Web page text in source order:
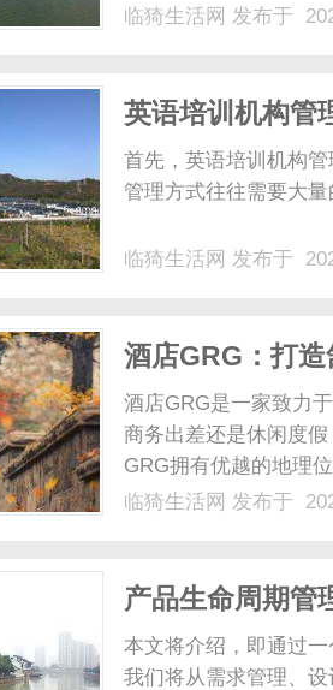
临猗生活网 发布于
英语培训机构管
首先，英语培训机构
管理方式往往需要大
临猗生活网 发布于
酒店GRG：打
酒店GRG是一家致力
商务出差还是休闲度
GRG拥有优越的地理
的旅游胜地，酒店
临猗生活网 发布于
产品生命周期管
理的平台
本文将介绍，即通过
我们将从需求管理、